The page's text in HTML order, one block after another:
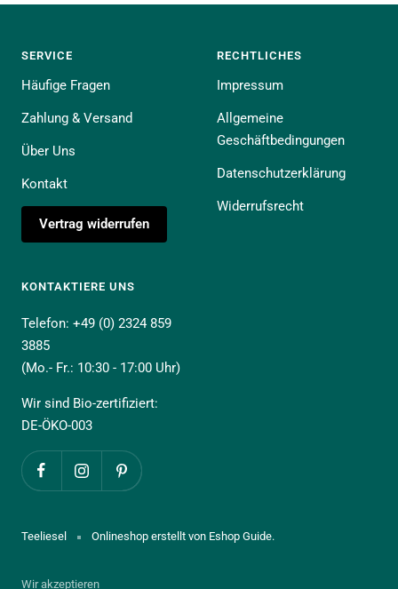
SERVICE
Häufige Fragen
Zahlung & Versand
Über Uns
Kontakt
Vertrag widerrufen
RECHTLICHES
Impressum
Allgemeine
Geschäftbedingungen
Datenschutzerklärung
Widerrufsrecht
KONTAKTIERE UNS
Telefon: +49 (0) 2324 859
3885
(Mo.- Fr.: 10:30 - 17:00 Uhr)
Wir sind Bio-zertifiziert:
DE-ÖKO-003
Teeliesel Onlineshop erstellt von Eshop Guide.
Wir akzeptieren